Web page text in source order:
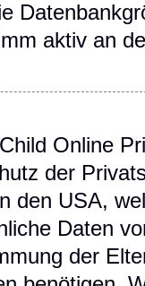
aktiv an
Online
der
den USA,
Daten
der